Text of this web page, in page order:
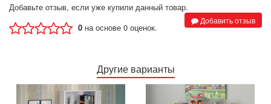
Добавьте отзыв, если уже купили данный товар.
Добавить отзыв
0 на основе 0 оценок.
Другие варианты